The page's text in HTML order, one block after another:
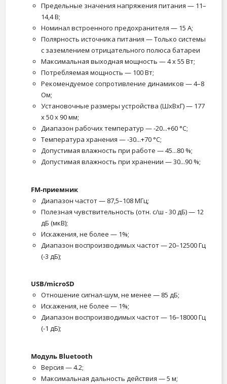
Предельные значения напряжения питания — 11–
14,4 В;
Номинал встроенного предохранителя — 15 А;
Полярность источника питания — Только системы
с заземлением отрицательного полюса батареи
Максимальная выходная мощность — 4 x 55 Вт;
Потребляемая мощность — 100 Вт;
Рекомендуемое сопротивление динамиков — 4–8
Ом;
Установочные размеры устройства (ШxВxГ) — 177
x 50 x 90 мм;
Диапазон рабочих температур — -20...+60 °С;
Температура хранения — -30...+70 °С;
Допустимая влажность при работе — 45...80 %;
Допустимая влажность при хранении — 30...90 %;
FM-приемник
Диапазон частот — 87,5–108 МГц;
Полезная чувствительность (отн. с/ш - 30 дБ) — 12
дБ (мкВ);
Искажения, не более — 1%;
Диапазон воспроизводимых частот — 20–12500 Гц
(-3 дБ);
USB/microSD
Отношение сигнал-шум, не менее — 85 дБ;
Искажения, не более — 1%;
Диапазон воспроизводимых частот — 16–18000 Гц
(-1 дБ);
Модуль Bluetooth
Версия — 4.2;
Максимальная дальность действия — 5 м;